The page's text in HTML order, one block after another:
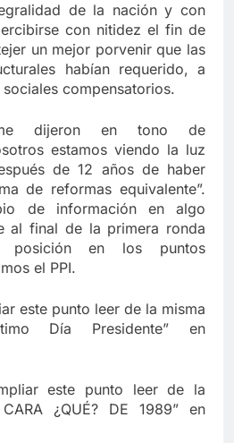
de la nación y con
con nitidez el fin de
un mejor porvenir que las
habían requerido, a
compensatorios.
dijeron en tono de
estamos viendo la luz
de 12 años de haber
de reformas equivalente”.
de información en algo
al final de la primera ronda
posición en los puntos
el PPI.
este punto leer de la misma
Día Presidente” en
este punto leer de la
¿QUÉ? DE 1989” en